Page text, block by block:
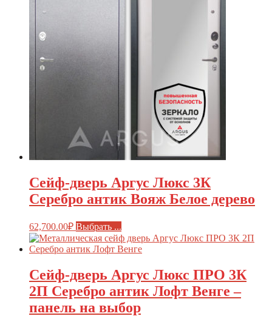
Сейф-дверь Аргус Люкс 3К
Серебро антик Вояж Белое дерево
62,700.00₽ Выбрать ...
Сейф-дверь Аргус Люкс ПРО 3К
2П Серебро антик Лофт Венге –
панель на выбор